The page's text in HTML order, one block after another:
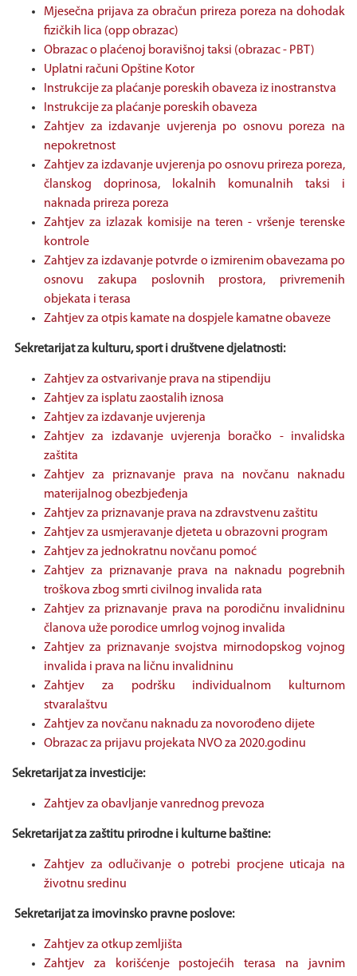
Mjesečna prijava za obračun prireza poreza na dohodak
fizičkih lica (opp obrazac)
Obrazac o plaćenoj boravišnoj taksi (obrazac - PBT)
Uplatni računi Opštine Kotor
Instrukcije za plaćanje poreskih obaveza iz inostranstva
Instrukcije za plaćanje poreskih obaveza
Zahtjev za izdavanje uvjerenja po osnovu poreza na
nepokretnost
Zahtjev za izdavanje uvjerenja po osnovu prireza poreza,
članskog doprinosa, lokalnih komunalnih taksi i
naknada prireza poreza
Zahtjev za izlazak komisije na teren - vršenje terenske
kontrole
Zahtjev za izdavanje potvrde o izmirenim obavezama po
osnovu zakupa poslovnih prostora, privremenih
objekata i terasa
Zahtjev za otpis kamate na dospjele kamatne obaveze
Sekretarijat za kulturu, sport i društvene djelatnosti:
Zahtjev za ostvarivanje prava na stipendiju
Zahtjev za isplatu zaostalih iznosa
Zahtjev za izdavanje uvjerenja
Zahtjev za izdavanje uvjerenja boračko - invalidska
zaštita
Zahtjev za priznavanje prava na novčanu naknadu
materijalnog obezbjeđenja
Zahtjev za priznavanje prava na zdravstvenu zaštitu
Zahtjev za usmjeravanje djeteta u obrazovni program
Zahtjev za jednokratnu novčanu pomoć
Zahtjev za priznavanje prava na naknadu pogrebnih
troškova zbog smrti civilnog invalida rata
Zahtjev za priznavanje prava na porodičnu invalidninu
članova uže porodice umrlog vojnog invalida
Zahtjev za priznavanje svojstva mirnodopskog vojnog
invalida i prava na ličnu invalidninu
Zahtjev za podršku individualnom kulturnom
stvaralaštvu
Zahtjev za novčanu naknadu za novorođeno dijete
Obrazac za prijavu projekata NVO za 2020.godinu
Sekretarijat za investicije:
Zahtjev za obavljanje vanrednog prevoza
Sekretarijat za zaštitu prirodne i kulturne baštine:
Zahtjev za odlučivanje o potrebi procjene uticaja na
životnu sredinu
Sekretarijat za imovinsko pravne poslove:
Zahtjev za otkup zemljišta
Zahtjev za korišćenje postojećih terasa na javnim